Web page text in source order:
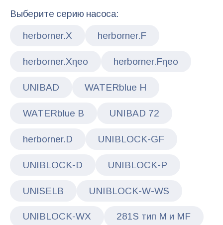
Выберите серию насоса:
herborner.X herborner.F
herborner.Xηeo herborner.Fηeo
UNIBAD WATERblue H
WATERblue B UNIBAD 72
herborner.D UNIBLOCK-GF
UNIBLOCK-D UNIBLOCK-P
UNISELB UNIBLOCK-W-WS
UNIBLOCK-WX 281S тип M и MF